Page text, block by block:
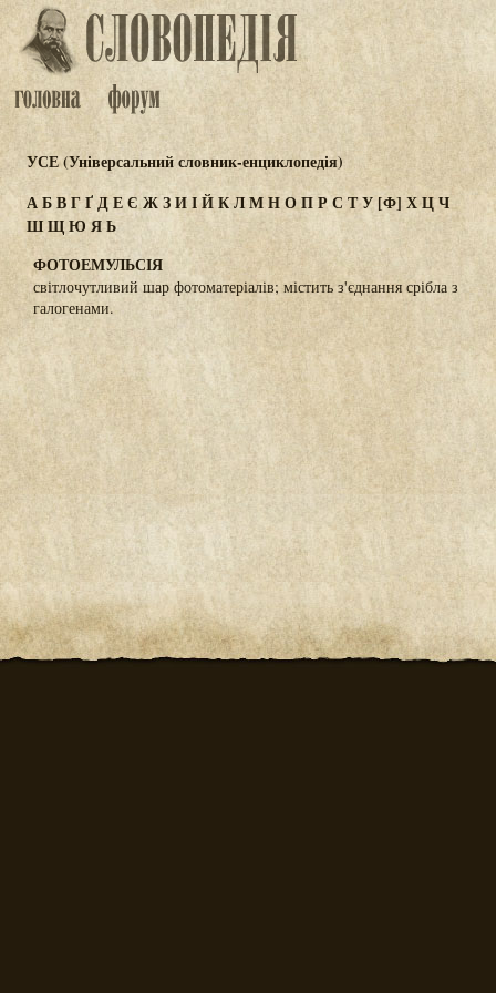
УСЕ (Універсальний словник-енциклопедія)
АБВГҐДЕЄ ЖЗИІЙКЛМНОПРС ТУ[Ф] ХЦЧ
ШЩЮЯЬ
ФОТОЕМУЛЬСІЯ
світлочутливий шар фотоматеріалів; містить з'єднання срібла з
галогенами.